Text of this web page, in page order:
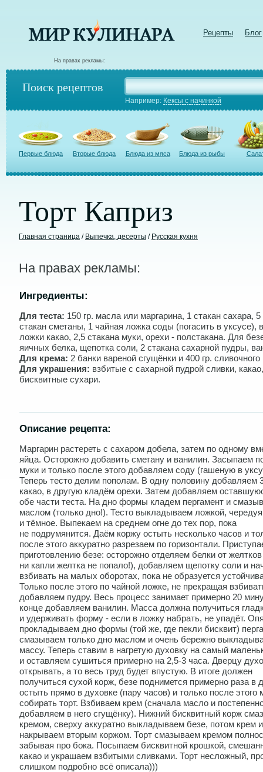
Рецепты Блог
На правах рекламы:
Поиск рецептов
Например: Кексы с начинкой
Первые блюда Вторые блюда Блюда из мяса Блюда из рыбы
Торт Каприз
Главная страница / Выпечка, десерты / Русская кухня
На правах рекламы:
Ингредиенты:
Для теста: 150 гр. масла или маргарина, 1 стакан сахара,
стакан сметаны, 1 чайная ложка соды (погасить в уксусе),
ложки какао, 2,5 стакана муки, орехи - полстакана. Для
яичных белка, щепотка соли, 2 стакана сахарной пудры,
Для крема: 2 банки вареной сгущёнки и 400 гр.
Для украшения: взбитые с сахарной пудрой сливки, какао,
бисквитные сухари.
Описание рецепта:
Маргарин растереть с сахаром добела, затем по одному
яйца. Осторожно добавить сметану и ванилин. Засыпаем
муки и только после этого добавляем соду (гашеную в
Теперь тесто делим пополам. В одну половину добавляем
какао, в другую кладём орехи. Затем добавляем
обе части теста. На дно формы кладем пергамент и
маслом (только дно!). Тесто выкладываем ложкой,
и тёмное. Выпекаем на среднем огне до тех пор, пока
не подрумянится. Даём коржу остыть несколько часов и
после этого аккуратно разрезаем по горизонтали.
приготовлению безе: осторожно отделяем белки от
ни капли желтка не попало!), добавляем щепотку соли и
взбивать на малых оборотах, пока не образуется
Только после этого по чайной ложке, не прекращая
добавляем пудру. Весь процесс занимает примерно 20
конце добавляем ванилин. Масса должна получиться
и удерживать форму - если в ложку набрать, не упадёт.
прокладываем дно формы (той же, где пекли бисквит)
смазываем только дно маслом и очень бережно
массу. Теперь ставим в нагретую духовку на самый
и оставляем сушиться примерно на 2,5-3 часа. Дверцу
открывать, а то весь труд будет впустую. В итоге должен
получиться сухой корж, безе поднимется примерно раза в
остыть прямо в духовке (пару часов) и только после этого
собирать торт. Взбиваем крем (сначала масло и
добавляем в него сгущёнку). Нижний бисквитный корж
кремом, сверху аккуратно выкладываем безе, потом крем и
накрываем вторым коржом. Торт смазываем кремом
забывая про бока. Посыпаем бисквитной крошкой,
какао и украшаем взбитыми сливками. Торт несложный,
слишком подробно всё описала)))